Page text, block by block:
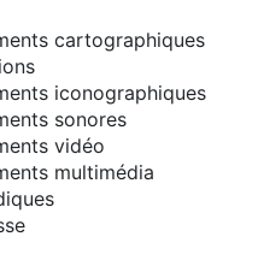
cartographiques
iconographiques
sonores
vidéo
multimédia